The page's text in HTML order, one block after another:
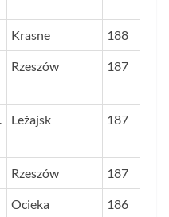
Krasne 188
Rzeszów 187
Leżajsk 187
Rzeszów 187
Ocieka 186